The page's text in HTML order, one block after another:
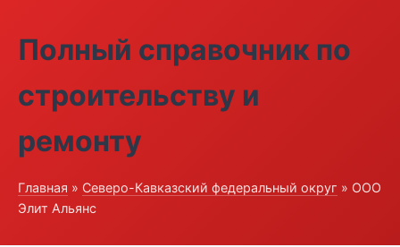
Полный справочник по
строительству и
ремонту
Главная » Северо-Кавказский федеральный округ » ООО
Элит Альянс